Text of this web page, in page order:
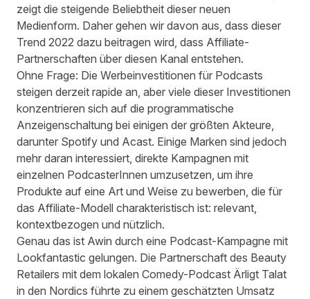
zeigt die steigende Beliebtheit dieser neuen
Medienform. Daher gehen wir davon aus, dass dieser
Trend 2022 dazu beitragen wird, dass Affiliate-
Partnerschaften über diesen Kanal entstehen.
Ohne Frage: Die Werbeinvestitionen für Podcasts
steigen derzeit rapide an, aber viele dieser Investitionen
konzentrieren sich auf die programmatische
Anzeigenschaltung bei einigen der größten Akteure,
darunter Spotify und Acast. Einige Marken sind jedoch
mehr daran interessiert, direkte Kampagnen mit
einzelnen PodcasterInnen umzusetzen, um ihre
Produkte auf eine Art und Weise zu bewerben, die für
das Affiliate-Modell charakteristisch ist: relevant,
kontextbezogen und nützlich.
Genau das ist Awin durch eine Podcast-Kampagne mit
Lookfantastic gelungen. Die Partnerschaft des Beauty
Retailers mit dem lokalen Comedy-Podcast Ärligt Talat
in den Nordics führte zu einem geschätzten Umsatz